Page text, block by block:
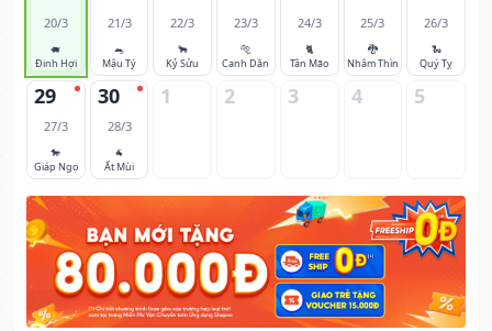
20/3
🐖
Đinh Hợi
21/3
🐀
Mậu Tý
22/3
🐂
Kỷ Sửu
23/3
🐅
Canh Dần
24/3
🐈
Tân Mão
25/3
🐉
Nhâm Thìn
26/3
🐍
Quý Tỵ
29
27/3
🐎
Giáp Ngọ
30
28/3
🐐
Ất Mùi
1 2 3 4 5